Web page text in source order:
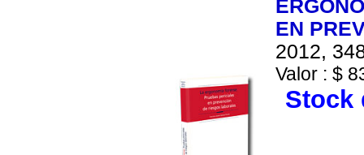
EN
2012,
Valor : $
Stock